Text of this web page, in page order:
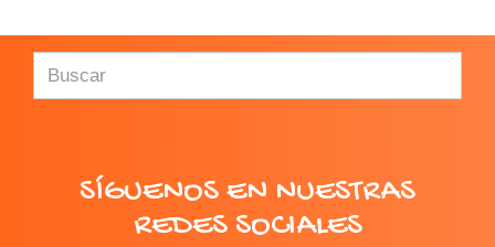
SÍGUENOS EN NUESTRAS
REDES SOCIALES